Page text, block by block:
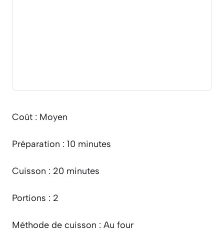
Coût : Moyen
Préparation : 10 minutes
Cuisson : 20 minutes
Portions : 2
Méthode de cuisson : Au four